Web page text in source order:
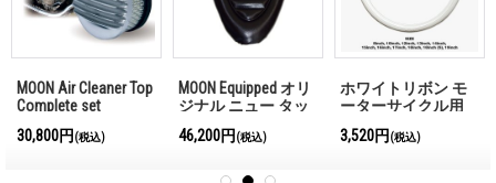
MOON Air Cleaner Top
Complete set
30,800円 (税込)
MOON Equipped オリ
ジナル ニュー タッ
ート
46,200円 (税込)
ホワイトリボン モ
ーターサイクル用
3,520円 (税込)